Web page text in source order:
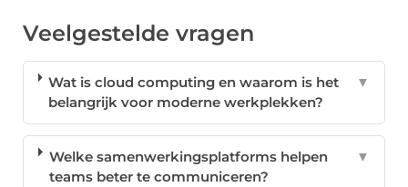
Veelgestelde vragen
Wat is cloud computing en waarom is het
belangrijk voor moderne werkplekken?
▼
Welke samenwerkingsplatforms helpen
teams beter te communiceren?
▼